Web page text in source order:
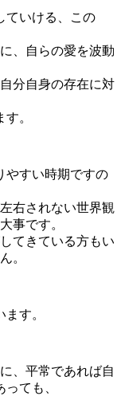
ていける、この
、自らの愛を波動
分自身の存在に対
。
やすい時期ですの
右されない世界観
事です。
てきている方もい
。
す。
、平常であれば自
ても、